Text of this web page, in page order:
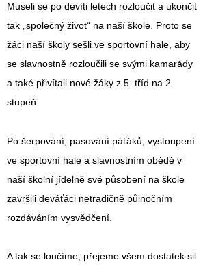
Museli se po devíti letech rozloučit a ukončit
tak „společný život“ na naší škole. Proto se
žáci naší školy sešli ve sportovní hale, aby
se slavnostně rozloučili se svými kamarády
a také přivítali nové žáky z 5. tříd na 2.
stupeň.
Po šerpování, pasování páťáků, vystoupení
ve sportovní hale a slavnostním obědě v
naší školní jídelně své působení na škole
završili deváťáci netradičně půlnočním
rozdáváním vysvědčení.
A tak se loučíme, přejeme všem dostatek sil